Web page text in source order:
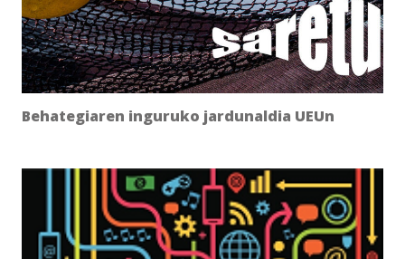
Behategiaren inguruko jardunaldia UEUn